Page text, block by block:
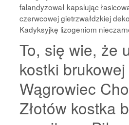
falandyzował kapslując
czerwcowej gietrzwałdzkiej
Kadyksyjkę lizogeniom
To, się wie, że
kostki brukowej
Wągrowiec
Złotów kostka